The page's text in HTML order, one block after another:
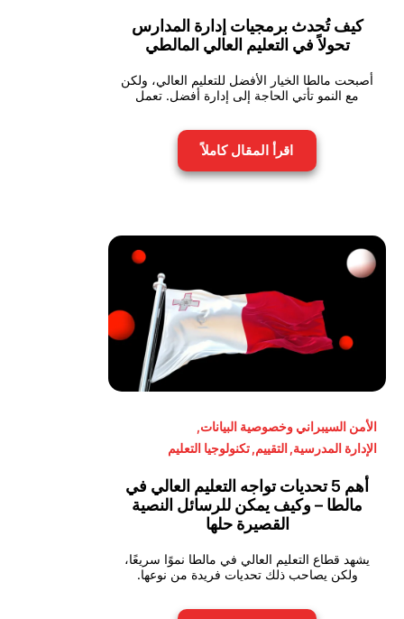
كيف تُحدث برمجيات إدارة المدارس
تحولاً في التعليم العالي المالطي
أصبحت مالطا الخيار الأفضل للتعليم العالي، ولكن
مع النمو تأتي الحاجة إلى إدارة أفضل. تعمل
اقرأ المقال كاملاً
الأمن السيبراني وخصوصية البيانات,
الإدارة المدرسية,التقييم,تكنولوجيا التعليم
أهم 5 تحديات تواجه التعليم العالي في
مالطا – وكيف يمكن للرسائل النصية
القصيرة حلها
يشهد قطاع التعليم العالي في مالطا نموًا سريعًا،
ولكن يصاحب ذلك تحديات فريدة من نوعها.